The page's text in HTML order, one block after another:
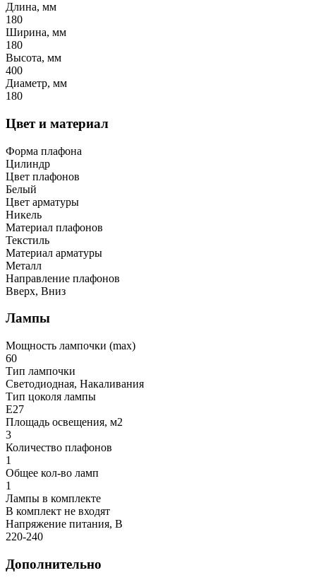
Длина, мм
180
Ширина, мм
180
Высота, мм
400
Диаметр, мм
180
Цвет и материал
Форма плафона
Цилиндр
Цвет плафонов
Белый
Цвет арматуры
Никель
Материал плафонов
Текстиль
Материал арматуры
Металл
Направление плафонов
Вверх, Вниз
Лампы
Мощность лампочки (max)
60
Тип лампочки
Светодиодная, Накаливания
Тип цоколя лампы
E27
Площадь освещения, м2
3
Количество плафонов
1
Общее кол-во ламп
1
Лампы в комплекте
В комплект не входят
Напряжение питания, В
220-240
Дополнительно